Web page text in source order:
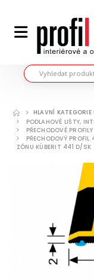
HLAVNÍ
PODLAHOVÉ LIŠTY,
PŘECHODOVÉ PROFILY
PŘECHODOVÝ
ZÓNU KÜBERIT 441 D/SK